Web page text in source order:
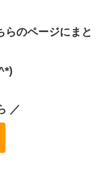
らのページにまと
／